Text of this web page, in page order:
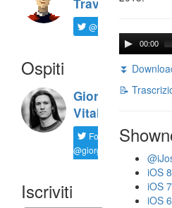
Travaini
@ftrava
Ospiti
Giorgio
Vitali
Follow
@giorgio__vit
Iscriviti
00:00
⏬
📝
iOS
iOS
iOS